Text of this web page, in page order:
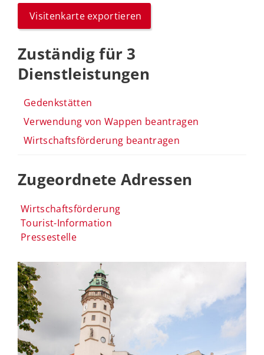
Visitenkarte exportieren
Zuständig für 3
Dienstleistungen
Gedenkstätten
Verwendung von Wappen beantragen
Wirtschaftsförderung beantragen
Zugeordnete Adressen
Wirtschaftsförderung
Tourist-Information
Pressestelle